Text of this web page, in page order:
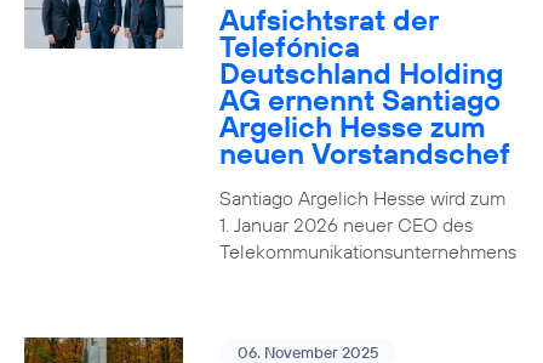
Aufsichtsrat der
Telefónica
Deutschland Holding
AG ernennt Santiago
Argelich Hesse zum
neuen Vorstandschef
Santiago Argelich Hesse wird zum
1. Januar 2026 neuer CEO des
Telekommunikationsunternehmens
06. November 2025